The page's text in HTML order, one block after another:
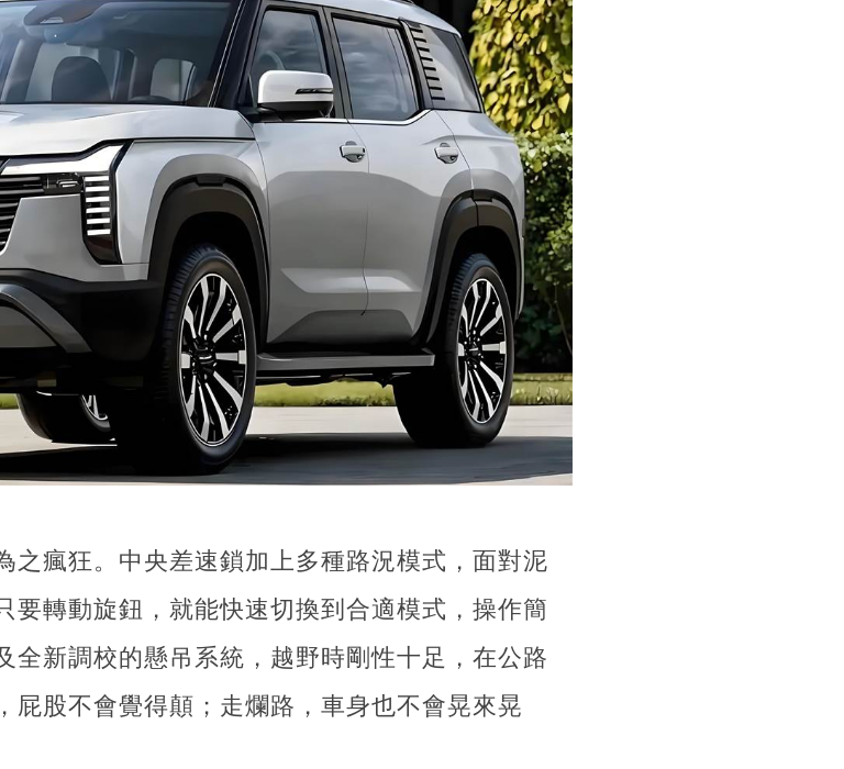
之瘋狂。中央差速鎖加上多種路況模式，面對泥
要轉動旋鈕，就能快速切換到合適模式，操作簡
全新調校的懸吊系統，越野時剛性十足，在公路
屁股不會覺得顛；走爛路，車身也不會晃來晃